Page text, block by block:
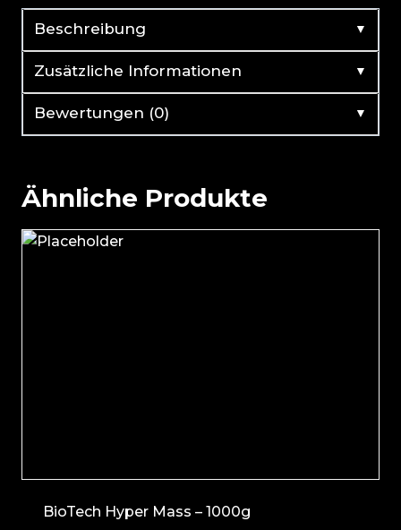
Beschreibung ▼
Zusätzliche Informationen ▼
Bewertungen (0) ▼
Ähnliche Produkte
BioTech Hyper Mass – 1000g